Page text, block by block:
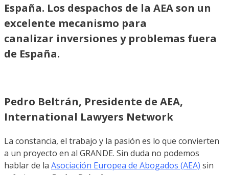
España. Los despachos de la AEA son un
excelente mecanismo para
canalizar inversiones y problemas fuera
de España.
Pedro Beltrán, Presidente de AEA,
International Lawyers Network
La constancia, el trabajo y la pasión es lo que convierten
a un proyecto en al GRANDE. Sin duda no podemos
hablar de la Asociación Europea de Abogados (AEA) sin